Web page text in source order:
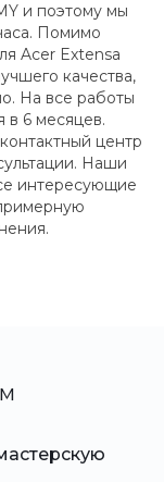
и поэтому мы
Помимо
Acer Extensa
качества,
На все работы
в 6 месяцев.
центр
Наши
интересующие